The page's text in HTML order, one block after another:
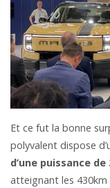
Et ce fut la bonne
polyvalent dispose
d’une puissance
atteignant les 430km